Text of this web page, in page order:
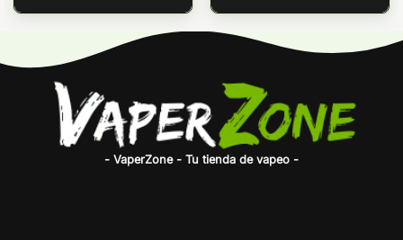
- VaperZone - Tu tienda de vapeo -